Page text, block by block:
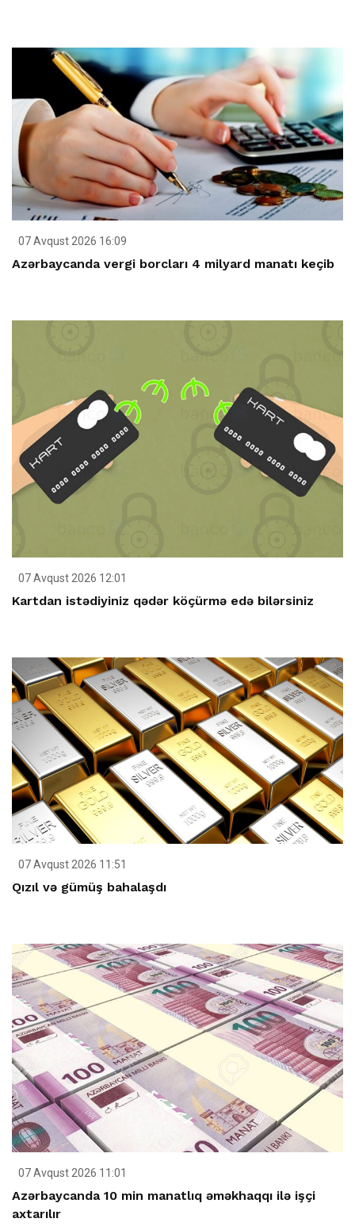
07 Avqust 2026 16:09
Azərbaycanda vergi borcları 4 milyard manatı keçib
07 Avqust 2026 12:01
Kartdan istədiyiniz qədər köçürmə edə bilərsiniz
07 Avqust 2026 11:51
Qızıl və gümüş bahalaşdı
07 Avqust 2026 11:01
Azərbaycanda 10 min manatlıq əməkhaqqı ilə işçi
axtarılır